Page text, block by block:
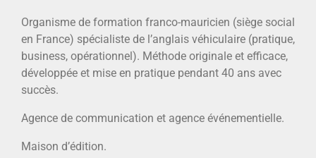
Organisme de formation franco-mauricien (siège social
en France) spécialiste de l’anglais véhiculaire (pratique,
business, opérationnel). Méthode originale et efficace,
développée et mise en pratique pendant 40 ans avec
succès.
Agence de communication et agence événementielle.
Maison d’édition.